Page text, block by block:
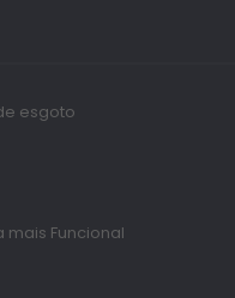
esgoto
mais Funcional